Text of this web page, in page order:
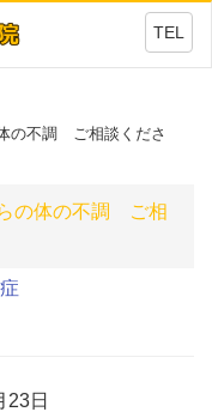
TEL
の不調 ご相談くださ
の体の不調 ご相
23日